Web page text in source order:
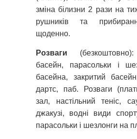
зміна білизни 2 рази на
рушників та
щоденно.
Розваги (безкоштовно):
басейн, парасольки і
басейна, закритий
дартс, паб. Розваги
зал, настільний теніс,
джакузі, водні види
парасольки і шезлонги на